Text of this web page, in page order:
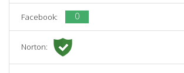
Facebook: 0
Norton: